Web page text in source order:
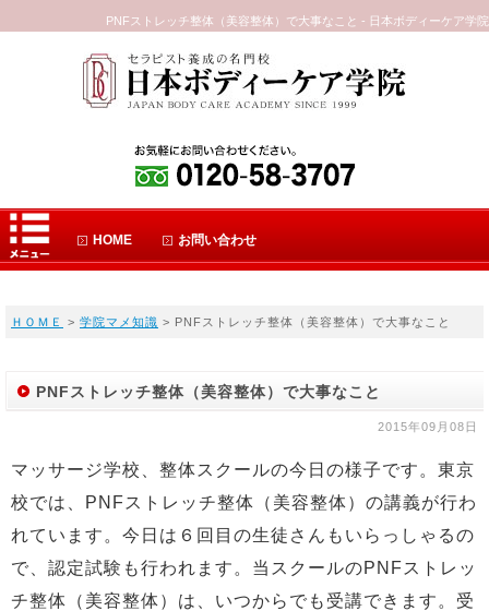
PNFストレッチ整体（美容整体）で大事なこと - 日本ボディーケア学院
HOME お問い合わせ
ＨＯＭＥ > 学院マメ知識 > PNFストレッチ整体（美容整体）で大事なこと
PNFストレッチ整体（美容整体）で大事なこと
2015年09月08日
マッサージ学校、整体スクールの今日の様子です。東京
校では、PNFストレッチ整体（美容整体）の講義が行わ
れています。今日は６回目の生徒さんもいらっしゃるの
で、認定試験も行われます。当スクールのPNFストレッ
チ整体（美容整体）は、いつからでも受講できます。受